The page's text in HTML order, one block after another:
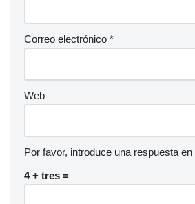
Correo electrónico *
Web
Por favor, introduce una respuesta en
4 + tres =